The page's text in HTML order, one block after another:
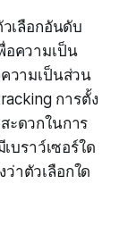
เลือกอันดับ
อความเป็น
วามเป็นส่วน
การตั้ง
ะดวกในการ
บราว์เซอร์ใด
าตัวเลือกใด